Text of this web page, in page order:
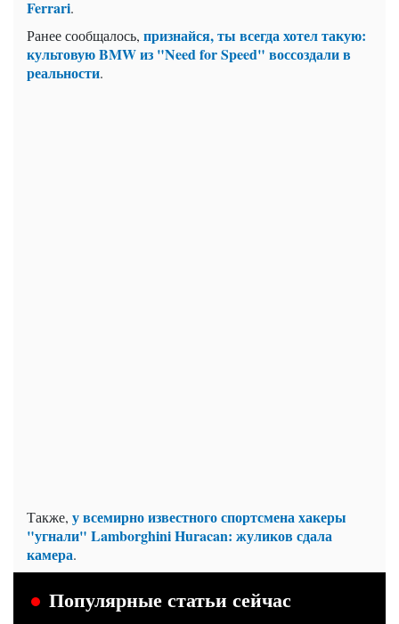
Ferrari.
Ранее сообщалось, признайся, ты всегда хотел такую:
культовую BMW из "Need for Speed" воссоздали в
реальности.
Также, у всемирно известного спортсмена хакеры
"угнали" Lamborghini Huracan: жуликов сдала
камера.
Популярные статьи сейчас